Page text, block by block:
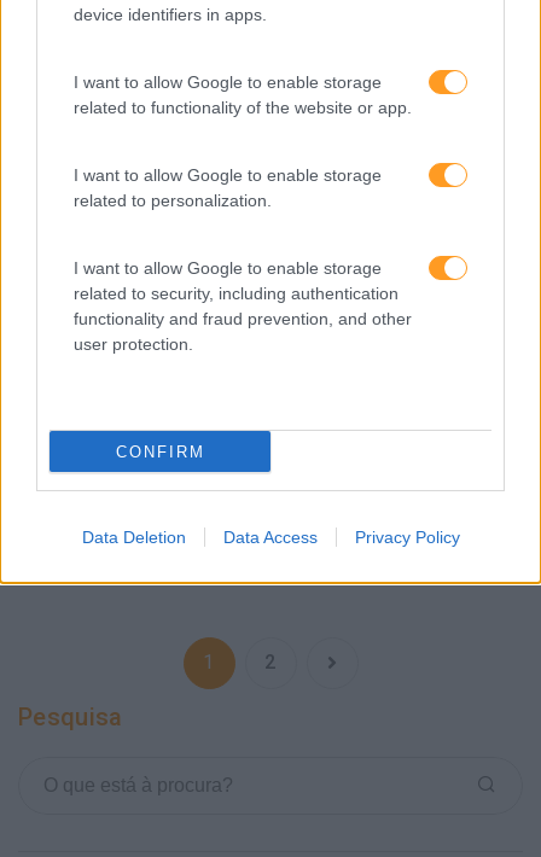
device identifiers in apps.
I want to allow Google to enable storage
related to functionality of the website or app.
I want to allow Google to enable storage
related to personalization.
I want to allow Google to enable storage
related to security, including authentication
functionality and fraud prevention, and other
user protection.
CONFIRM
Data Deletion Data Access Privacy Policy
QUER MOTIVAR OS SEUS COLABORADORES? FAÇA
ISTO BEM
Engagement, motivação e felicidade no local de trabalho:
diz respeito à procura de bem-estar para os seus
colaboradores….
LEIA MAIS
1 2
Pesquisa